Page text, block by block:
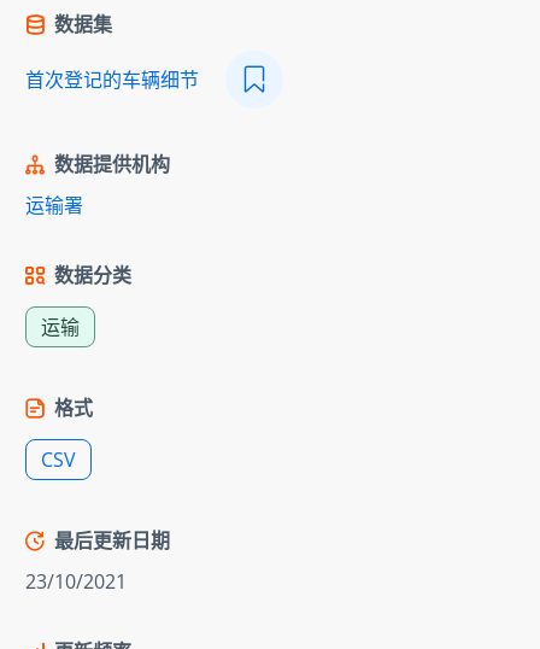
数据集
首次登记的车辆细节
数据提供机构
运输署
数据分类
运输
格式
CSV
最后更新日期
23/10/2021